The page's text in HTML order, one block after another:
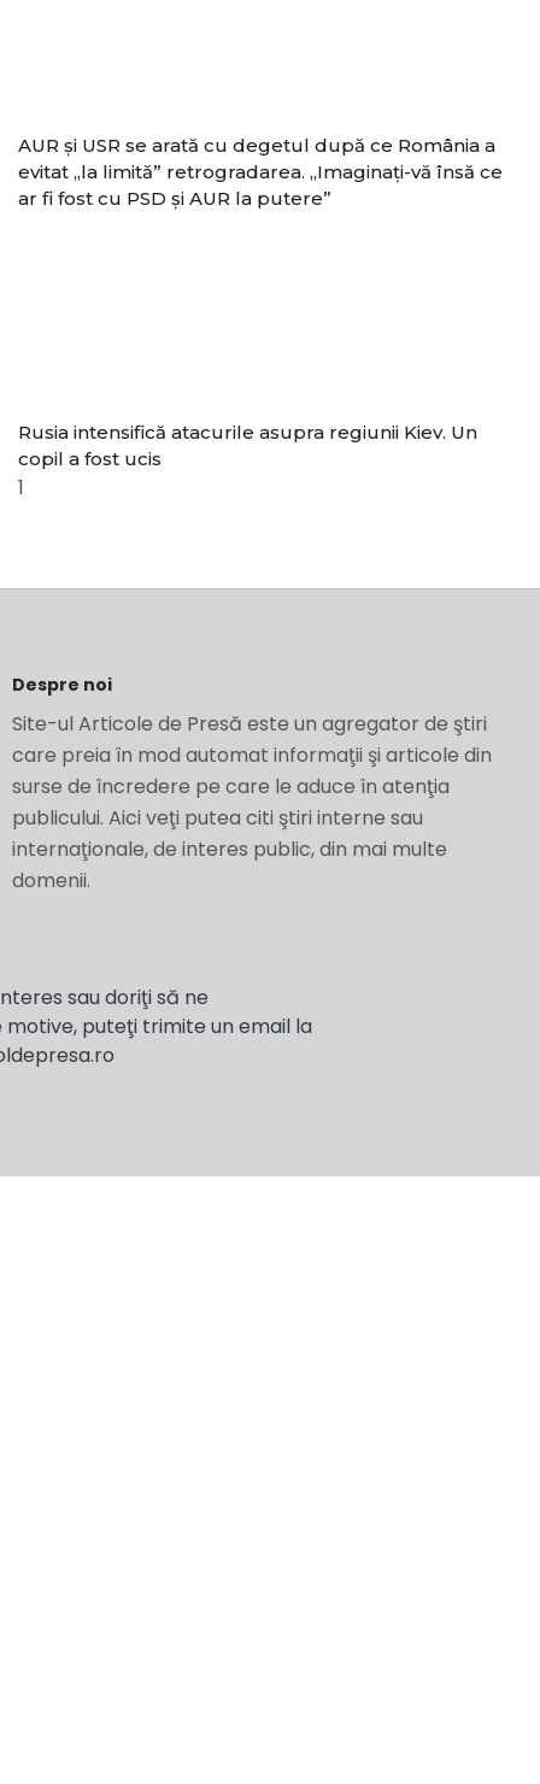
AUR și USR se arată cu degetul după ce România a
evitat „la limită” retrogradarea. „Imaginaţi-vă însă ce
ar fi fost cu PSD şi AUR la putere”
Rusia intensifică atacurile asupra regiunii Kiev. Un
copil a fost ucis
Despre noi
Site-ul Articole de Presă este un agregator de ştiri
care preia în mod automat informaţii şi articole din
surse de încredere pe care le aduce în atenţia
publicului. Aici veţi putea citi ştiri interne sau
internaţionale, de interes public, din mai multe
domenii.
sau doriţi să ne
puteţi trimite un email la